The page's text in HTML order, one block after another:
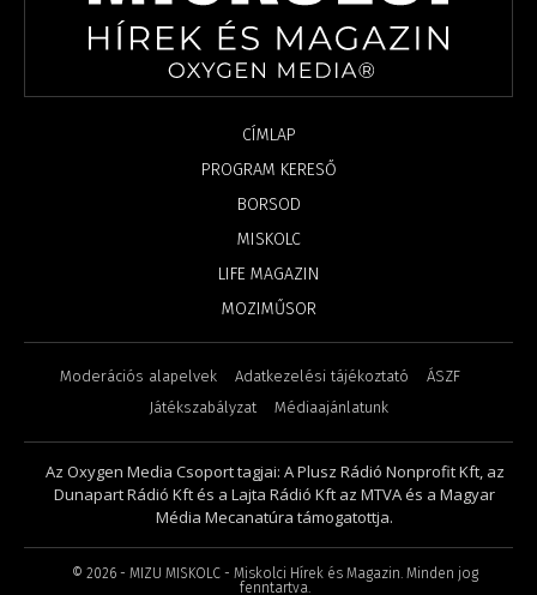
CÍMLAP
PROGRAM KERESŐ
BORSOD
MISKOLC
LIFE MAGAZIN
MOZIMŰSOR
Moderációs alapelvek Adatkezelési tájékoztató
ÁSZF
Játékszabályzat
Médiaajánlatunk
Az Oxygen Media Csoport tagjai: A Plusz Rádió Nonprofit Kft, az
Dunapart Rádió Kft és a Lajta Rádió Kft az MTVA és a Magyar
Média Mecanatúra támogatottja.
© 2026- MIZU MISKOLC - Miskolci Hírek és Magazin. Minden jog
fenntartva.